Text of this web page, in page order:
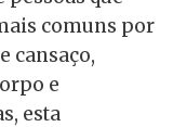
comuns por
cansaço,
e
esta